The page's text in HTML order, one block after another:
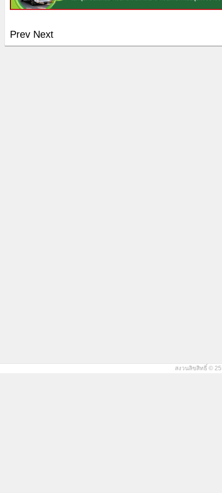
Prev Next
สงวนลิขสิทธิ์ ©